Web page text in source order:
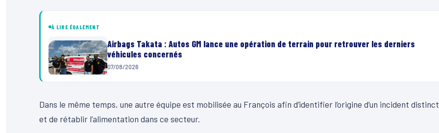
À LIRE ÉGALEMENT
Airbags Takata : Autos GM lance une opération de terrain pour retrouver les derniers
véhicules concernés
07/08/2026
Dans le même temps, une autre équipe est mobilisée au François afin d’identifier l’origine d’un incident distinct
et de rétablir l’alimentation dans ce secteur.